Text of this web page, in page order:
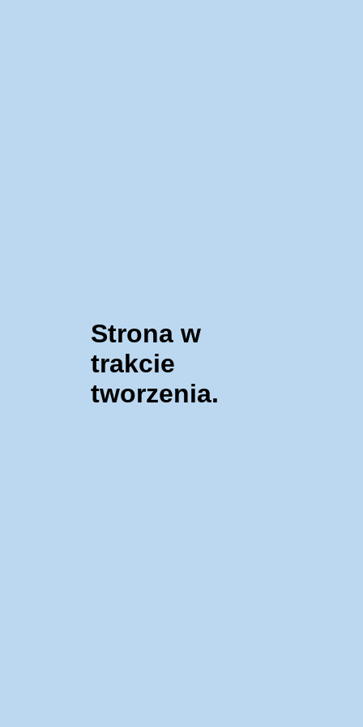
Strona w
trakcie
tworzenia.